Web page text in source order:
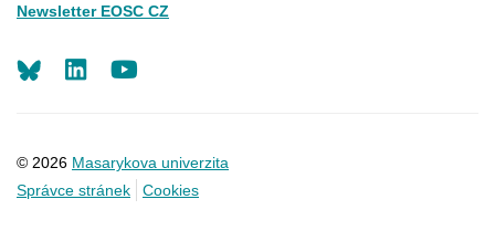
Newsletter EOSC CZ
© 2026 Masarykova univerzita
Správce stránek
Cookies
LinkedIn